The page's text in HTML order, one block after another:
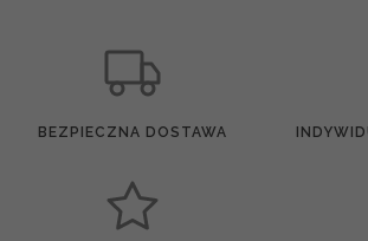
BEZPIECZNA DOSTAWA